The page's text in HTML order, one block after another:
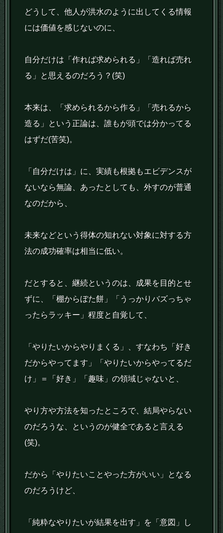
どうして、他人が洪水のように出してくる情報
には価値を感じないのに、
自分だけは「作れば求められる」「造れば売れ
る」と思えるのだろう？(笑)
本来は、「求められるから作る」「売れるから
造る」という正論は、誰もが頭では分かってる
はずだ(苦笑)。
「自分だけは」に、実績も根拠もエビデンスが
ないなら無論、あったとしても、外すのが普通
なのだから、
未来などという得体の知れない対象に対する方
法の成功確率は相当に低い。
だとすると、継続というのは、成果を目的とせ
ずに、「棚からぼた餅」「うっかりバズっちゃ
ったらラッキー」程度と自覚して、
「やりたいからやりまくる」、すなわち「好き
だからやってます」「やりたいからやってるだ
け」＝「好き」「趣味」の領域じゃないと、
やり方や方法を知ったところで、結局やらない
のだろうな、というのが健全であると言える
(笑)。
だから「やりたいことやった方がいい」となる
のだろうけど、
「純粋なやりたいが結果を出す」を「意図」し